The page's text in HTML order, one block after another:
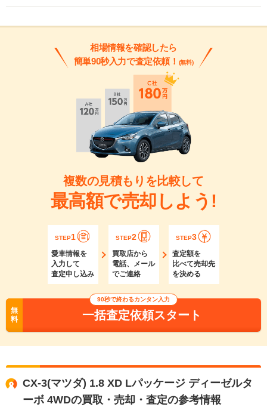
相場情報を確認したら
簡単90秒入力で査定依頼！ (無料)
複数の見積もりを比較して
最高額で売却しよう!
STEP1
愛車情報を
入力して
査定申し込み
STEP2
買取店から
電話、メール
でご連絡
STEP3
査定額を
比べて売却先
を決める
無
料
90秒で終わるカンタン入力
一括査定依頼スタート
CX-3(マツダ) 1.8 XD Lパッケージ ディーゼルタ
ーボ 4WDの買取・売却・査定の参考情報